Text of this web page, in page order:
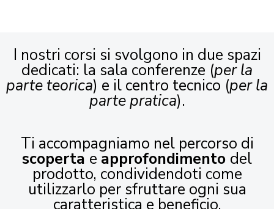
I nostri corsi si svolgono in due spazi
dedicati: la sala conferenze (per la
parte teorica) e il centro tecnico (per la
parte pratica).
Ti accompagniamo nel percorso di
scoperta e approfondimento del
prodotto, condividendoti come
utilizzarlo per sfruttare ogni sua